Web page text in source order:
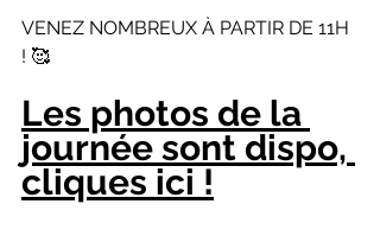
VENEZ NOMBREUX À PARTIR DE 11H
! 🥰
Les photos de la
journée sont dispo,
cliques ici !